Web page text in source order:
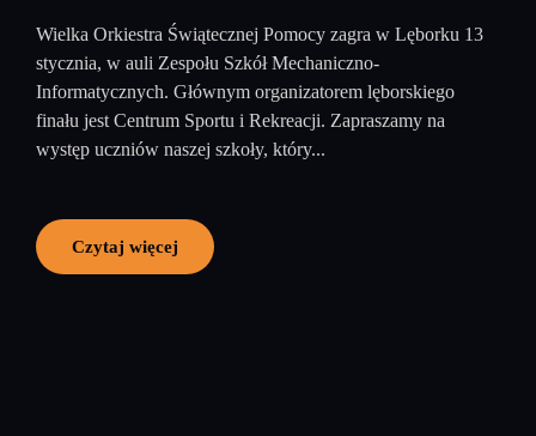
Wielka Orkiestra Świątecznej Pomocy zagra w Lęborku 13
stycznia, w auli Zespołu Szkół Mechaniczno-
Informatycznych. Głównym organizatorem lęborskiego
finału jest Centrum Sportu i Rekreacji. Zapraszamy na
występ uczniów naszej szkoły, który...
Czytaj więcej